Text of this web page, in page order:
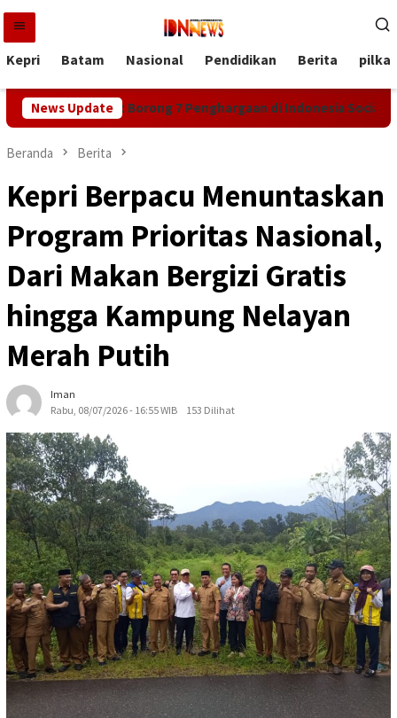
Loncat
konten
Kepri Batam Nasional Pendidikan Berita
News Update
Sumbagut Borong 7 Penghargaan di Indonesia Social
Beranda Berita
Kepri Berpacu Menuntaskan
Program Prioritas Nasional,
Dari Makan Bergizi Gratis
hingga Kampung Nelayan
Merah Putih
Iman
Rabu, 08/07/2026 - 16:55 WIB
153 Dilihat